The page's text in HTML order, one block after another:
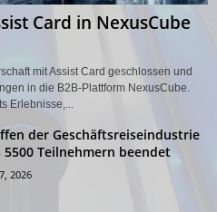
Card in NexusCube
mit Assist Card geschlossen und
in die B2B-Plattform NexusCube.
Erlebnisse,...
der Geschäftsreiseindustrie
Teilnehmern beendet
2026